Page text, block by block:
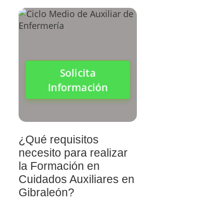
Solicita
Información
¿Qué requisitos
necesito para realizar
la Formación en
Cuidados Auxiliares en
Gibraleón?